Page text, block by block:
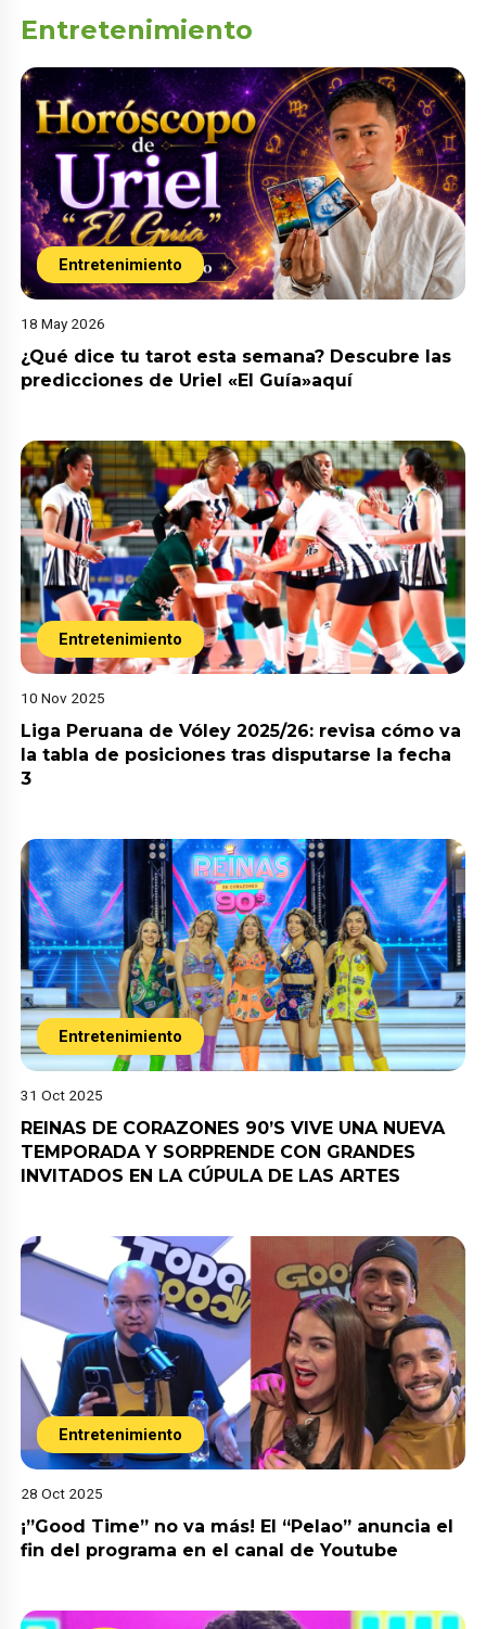
Entretenimiento
Entretenimiento
18 May 2026
¿Qué dice tu tarot esta semana? Descubre las
predicciones de Uriel «El Guía»aquí
Entretenimiento
10 Nov 2025
Liga Peruana de Vóley 2025/26: revisa cómo va
la tabla de posiciones tras disputarse la fecha
3
Entretenimiento
31 Oct 2025
REINAS DE CORAZONES 90’S VIVE UNA NUEVA
TEMPORADA Y SORPRENDE CON GRANDES
INVITADOS EN LA CÚPULA DE LAS ARTES
Entretenimiento
28 Oct 2025
¡”Good Time” no va más! El “Pelao” anuncia el
fin del programa en el canal de Youtube